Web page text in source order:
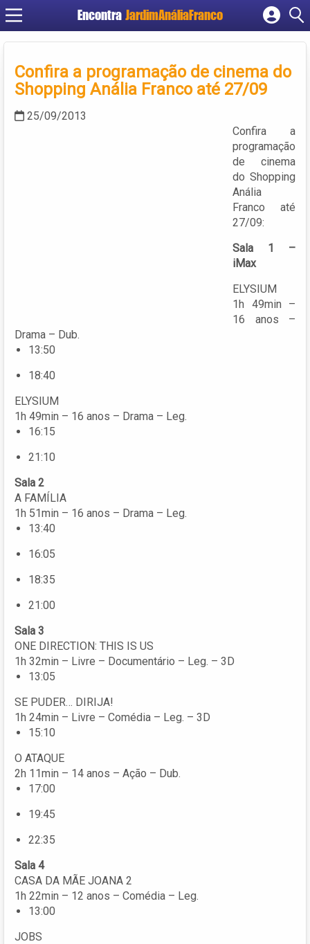
Encontra JardimAnáliaFranco
Cadastrar empresa
Criar conta
Confira a programação de cinema do
Shopping Anália Franco até 27/09
25/09/2013
Confira a
programação
de cinema
do Shopping
Anália
Franco até
27/09:
Sala 1 –
iMax
ELYSIUM
1h 49min –
16 anos –
Drama – Dub.
13:50
18:40
ELYSIUM
1h 49min – 16 anos – Drama – Leg.
16:15
21:10
Sala 2
A FAMÍLIA
1h 51min – 16 anos – Drama – Leg.
13:40
16:05
18:35
21:00
Sala 3
ONE DIRECTION: THIS IS US
1h 32min – Livre – Documentário – Leg. – 3D
13:05
SE PUDER… DIRIJA!
1h 24min – Livre – Comédia – Leg. – 3D
15:10
O ATAQUE
2h 11min – 14 anos – Ação – Dub.
17:00
19:45
22:35
Sala 4
CASA DA MÃE JOANA 2
1h 22min – 12 anos – Comédia – Leg.
13:00
JOBS